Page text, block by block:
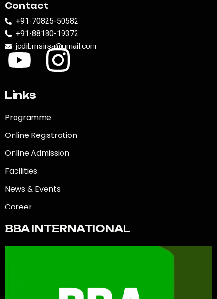
Contact
+91-70825-50582
+91-88180-19372
jcdibmsirsa@gmail.com
Links
Programme
Online Registration
Online Admission
Facilities
News & Events
Career
BBA INTERNATIONAL